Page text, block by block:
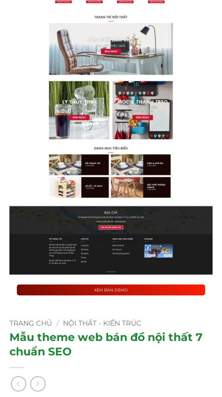
XEM BẢN DEMO
TRANG CHỦ / NỘI THẤT - KIẾN TRÚC
Mẫu theme web bán đồ nội thất 7
chuẩn SEO